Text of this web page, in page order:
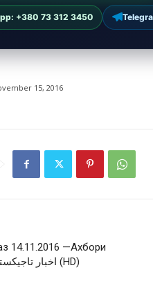
+380 73 312 3450
15, 2016
14.11.2016 —Ахбори
Тоҷикистон —اخبار تاجيكستان (HD)